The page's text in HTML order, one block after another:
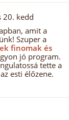
20. kedd
amit a
Szuper a
finomak és
jó program.
tette a
esti élőzene.